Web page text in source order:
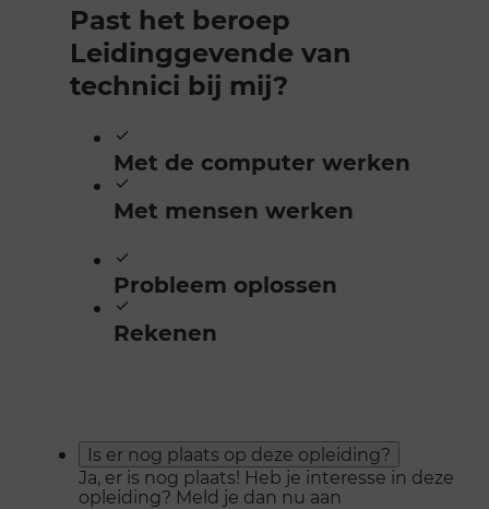
Past het beroep
Leidinggevende van
technici bij mij?
Met de computer werken
Met mensen werken
Probleem oplossen
Rekenen
Is er nog plaats op deze opleiding?
Ja, er is nog plaats! Heb je interesse in deze
opleiding? Meld je dan nu aan